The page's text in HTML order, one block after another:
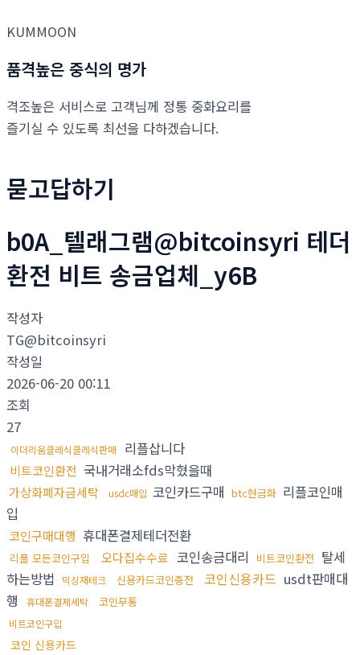
KUMMOON
품격높은 중식의 명가
격조높은 서비스로 고객님께 정통 중화요리를
즐기실 수 있도록 최선을 다하겠습니다.
묻고답하기
b0A_텔래그램@bitcoinsyri 테더
환전 비트 송금업체_y6B
작성자
TG@bitcoinsyri
작성일
2026-06-20 00:11
조회
27
이더리움클레식클레식판매 리플삽니다
비트코인환전 국내거래소fds막혔을때
가상화폐자금세탁 usdc매입 코인카드구매 btc현금화 리플코인매
입
코인구매대행 휴대폰결제테더전환
리플 모든코인구입 오다집수수료 코인송금대리 비트코인환전 탈세
하는방법
믹싱재테크 신용카드코인충전 코인신용카드 usdt판매대
행
휴대폰결제세탁 코인무통
비트코인구입
코인 신용카드